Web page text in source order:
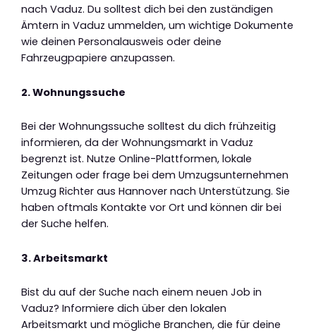
nach Vaduz. Du solltest dich bei den zuständigen
Ämtern in Vaduz ummelden, um wichtige Dokumente
wie deinen Personalausweis oder deine
Fahrzeugpapiere anzupassen.
2. Wohnungssuche
Bei der Wohnungssuche solltest du dich frühzeitig
informieren, da der Wohnungsmarkt in Vaduz
begrenzt ist. Nutze Online-Plattformen, lokale
Zeitungen oder frage bei dem Umzugsunternehmen
Umzug Richter aus Hannover nach Unterstützung. Sie
haben oftmals Kontakte vor Ort und können dir bei
der Suche helfen.
3. Arbeitsmarkt
Bist du auf der Suche nach einem neuen Job in
Vaduz? Informiere dich über den lokalen
Arbeitsmarkt und mögliche Branchen, die für deine